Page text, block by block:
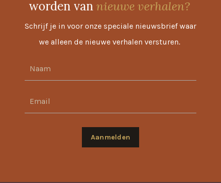
worden vannieuwe verhalen?
Schrijf je in voor onze speciale nieuwsbrief waar
we alleen de nieuwe verhalen versturen.
Aanmelden